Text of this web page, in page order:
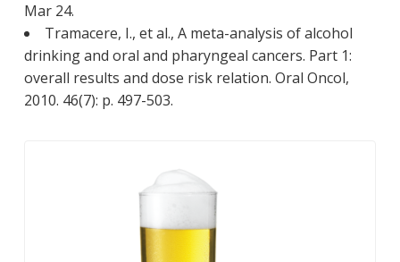
Mar 24.
Tramacere, I., et al., A meta-analysis of alcohol
drinking and oral and pharyngeal cancers. Part 1:
overall results and dose risk relation. Oral Oncol,
2010. 46(7): p. 497-503.